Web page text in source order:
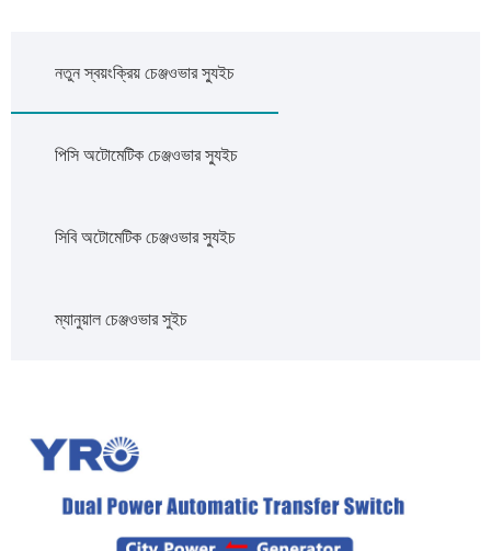
নতুন স্বয়ংক্রিয় চেঞ্জওভার স্যুইচ
পিসি অটোমেটিক চেঞ্জওভার স্যুইচ
সিবি অটোমেটিক চেঞ্জওভার স্যুইচ
ম্যানুয়াল চেঞ্জওভার সুইচ